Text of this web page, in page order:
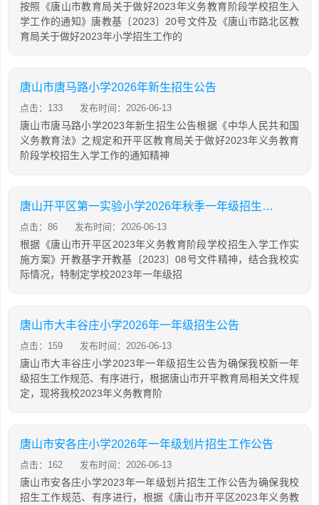
按照《唐山市教育局关于做好2023年义务教育阶段学校招生入
学工作的通知》唐教基〔2023〕20号文件及《唐山市路北区教
育局关于做好2023年小学招生工作的
唐山市唐马路小学2026年新生招生公告
点击：133 发布时间：2026-06-13
唐山市唐马路小学2023年新生招生公告根据《中华人民共和国
义务教育法》之规定和开平区教育局关于做好2023年义务教育
阶段学校招生入学工作的通知精神
唐山开平区第一实验小学2026年秋季一年级招生工作公告
点击：86 发布时间：2026-06-13
根据《唐山市开平区2023年义务教育阶段学校招生入学工作实
施方案》开教基字开教基〔2023〕08号文件精神，结合我校实
际情况，特制定学校2023年一年级招
唐山市大丰谷庄小学2026年一年级招生公告
点击：159 发布时间：2026-06-13
唐山市大丰谷庄小学2023年一年级招生公告为确保我校新一年
级招生工作规范、有序进行，根据唐山市开平教育局相关文件规
定，现将我校2023年义务教育阶
唐山市安各庄小学2026年一年级划片招生工作公告
点击：162 发布时间：2026-06-13
唐山市安各庄小学2023年一年级划片招生工作公告为确保我校
招生工作规范、有序进行，根据《唐山市开平区2023年义务教